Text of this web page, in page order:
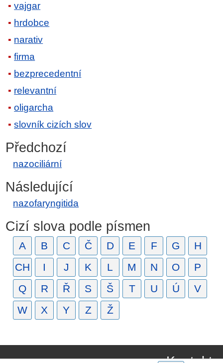
vajgar
hrdobce
narativ
firma
bezprecedentní
relevantní
oligarcha
slovník cizích slov
Předchozí
nazociliární
Následující
nazofaryngitida
Cizí slova podle písmen
A B C Č D E F G
H
CH
I J K L M N O
P
Q
R Ř S Š T U Ú
V
W
X Y Z Ž